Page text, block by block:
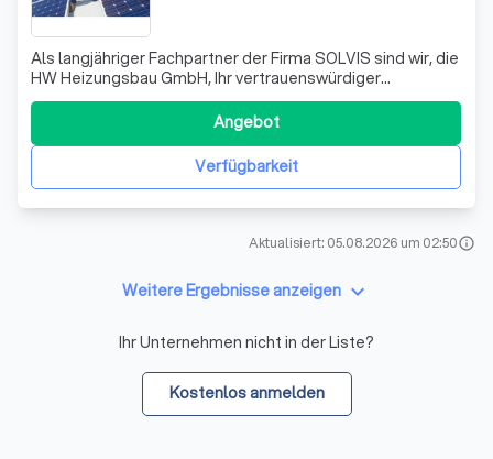
Als langjähriger Fachpartner der Firma SOLVIS sind wir, die
HW Heizungsbau GmbH, Ihr vertrauenswürdiger
Ansprechpartner in und um Ellerstadt. Unser
Spezialgebiet umfasst Heizung, Sanitär und SOLVIS-
Produkte. Mit unserer Expertise und unserem
Engagement sind wir stets bemüht, Ihnen den besten
Verfügbarkeit
Angebot
Aktualisiert: 05.08.2026 um 02:50info
Weitere Ergebnisse anzeigen keyboard_arrow_down
Ihr Unternehmen nicht in der Liste?
Kostenlos anmelden